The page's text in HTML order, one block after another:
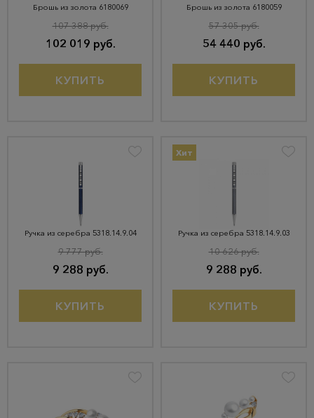
Брошь из золота 6180069
102 019 руб.
107 388 руб.
КУПИТЬ
Брошь из золота 6180059
54 440 руб.
57 305 руб.
КУПИТЬ
Ручка из серебра 5318.14.9.04
9 288 руб.
9 777 руб.
КУПИТЬ
Хит
Ручка из серебра 5318.14.9.03
9 288 руб.
10 626 руб.
КУПИТЬ